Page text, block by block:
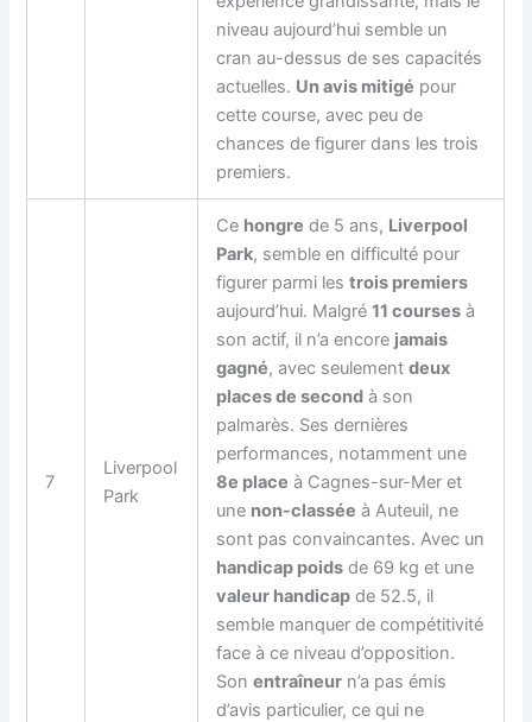
niveau aujourd’hui semble un
cran au-dessus de ses capacités
actuelles. Un avis mitigé pour
cette course, avec peu de
chances de figurer dans les trois
premiers.
7
Liverpool
Park
Ce hongre de 5 ans, Liverpool
Park, semble en difficulté pour
figurer parmi lestrois premiers
aujourd’hui. Malgré11 courses à
son actif, il n’a encore jamais
gagné, avec seulementdeux
places de second à son
palmarès. Ses dernières
performances, notamment une
8e place à Cagnes-sur-Mer et
une non-classée à Auteuil, ne
sont pas convaincantes. Avec un
handicap poids de 69 kg et une
valeur handicap de 52.5, il
semble manquer de compétitivité
face à ce niveau d’opposition.
Sonentraîneur n’a pas émis
d’avis particulier, ce qui ne